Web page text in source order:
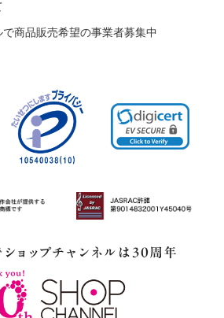
商品販売希望の事業者募集中